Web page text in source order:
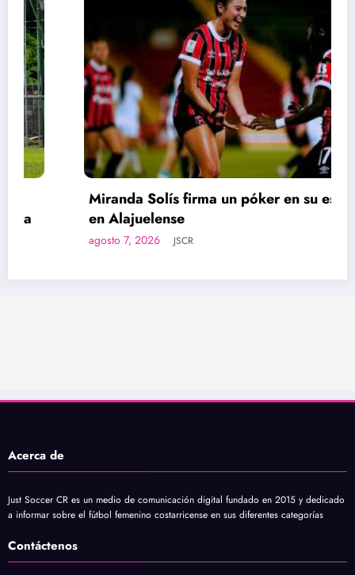
Miranda Solís firma un póker en su estreno
en Alajuelense
agosto 7, 2026 JSCR
Acerca de
Just Soccer CR es un medio de comunicación digital fundado en 2015 y dedicado
a informar sobre el fútbol femenino costarricense en sus diferentes categorías
Contáctenos